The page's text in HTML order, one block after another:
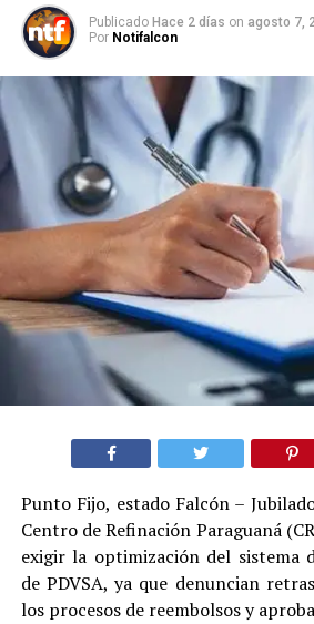
Publicado Hace 2 días on agosto 7,
Por Notifalcon
Punto Fijo, estado Falcón –
Centro de Refinación Paraguaná
exigir la optimización del sistema
de PDVSA, ya que denuncian
los procesos de reembolsos y